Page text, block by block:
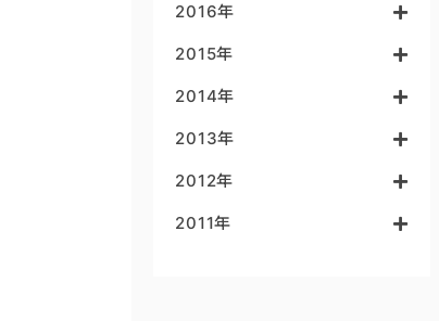
2016年
2015年
2014年
2013年
2012年
2011年